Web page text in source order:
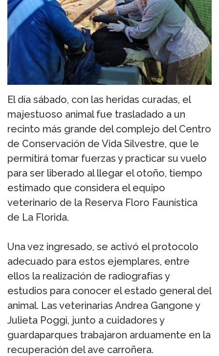
El día sábado, con las heridas curadas, el
majestuoso animal fue trasladado a un
recinto más grande del complejo del Centro
de Conservación de Vida Silvestre, que le
permitirá tomar fuerzas y practicar su vuelo
para ser liberado al llegar el otoño, tiempo
estimado que considera el equipo
veterinario de la Reserva Floro Faunística
de La Florida.
Una vez ingresado, se activó el protocolo
adecuado para estos ejemplares, entre
ellos la realización de radiografías y
estudios para conocer el estado general del
animal. Las veterinarias Andrea Gangone y
Julieta Poggi, junto a cuidadores y
guardaparques trabajaron arduamente en la
recuperación del ave carroñera.